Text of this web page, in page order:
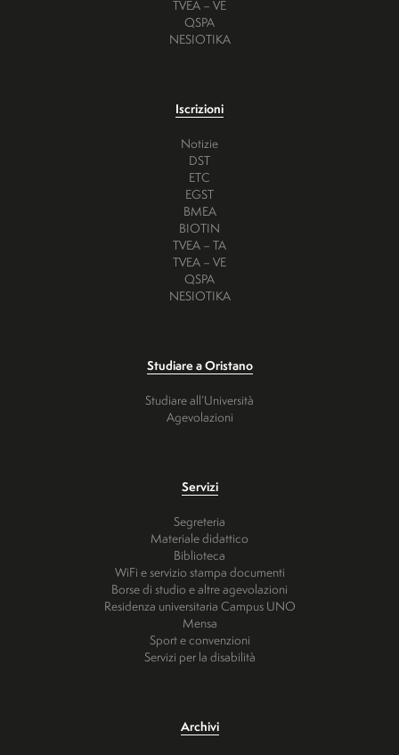
TVEA – VE
QSPA
NESIOTIKA
Iscrizioni
Notizie
DST
ETC
EGST
BMEA
BIOTIN
TVEA – TA
TVEA – VE
QSPA
NESIOTIKA
Studiare a Oristano
Studiare all’Università
Agevolazioni
Servizi
Segreteria
Materiale didattico
Biblioteca
WiFi e servizio stampa documenti
Borse di studio e altre agevolazioni
Residenza universitaria Campus UNO
Mensa
Sport e convenzioni
Servizi per la disabilità
Archivi